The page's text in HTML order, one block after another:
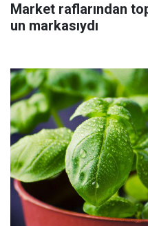
Market raflarından
un markasıydı